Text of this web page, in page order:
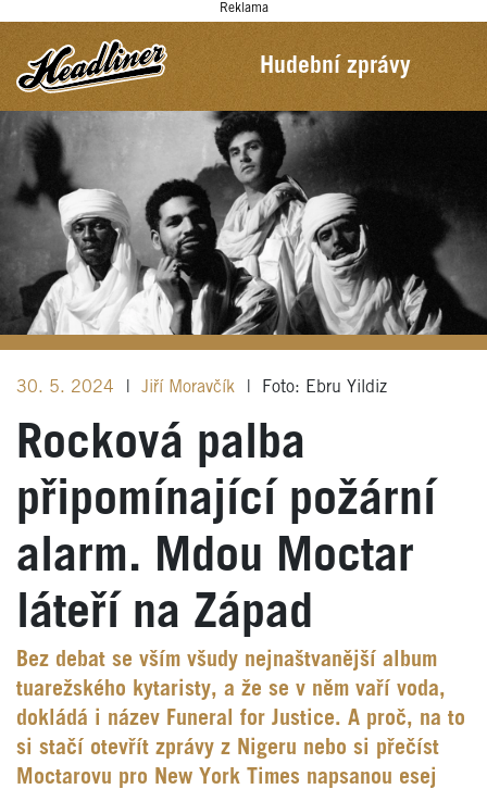
Reklama
Hudební zprávy
30. 5. 2024 Jiří Moravčík Foto: Ebru Yildiz
Rocková palba
připomínající požární
alarm. Mdou Moctar
láteří na Západ
Bez debat se vším všudy nejnaštvanější album
tuarežského kytaristy, a že se v něm vaří voda,
dokládá i název Funeral for Justice. A proč, na to
si stačí otevřít zprávy z Nigeru nebo si přečíst
Moctarovu pro New York Times napsanou esej